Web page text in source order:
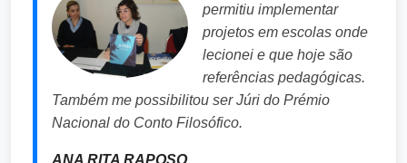
permitiu implementar
projetos em escolas onde
lecionei e que hoje são
referências pedagógicas.
Também me possibilitou ser Júri do Prémio
Nacional do Conto Filosófico.
ANA RITA RAPOSO